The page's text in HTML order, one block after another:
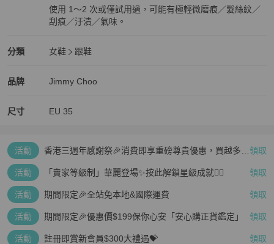
使用 1～2 次或僅試用過，可能有極輕微磨痕／髮絲紋／
刮痕／汙漬／氣味。
分類
Jimmy Choo女鞋 分類資訊
女鞋
跟鞋
品牌
Jimmy Choo精品女鞋品牌介紹
Jimmy Choo
Jimmy Choo推薦清單
尺寸 EU 35
活動
香港三週年感謝祭🎉消費即享重磅尊貴優惠，買越多、 領取
活動 「賣家等級制」華麗登場✨按此解鎖星級成就👆🏻 領取
活動 期間限定🎉全站免本地&國際運費 領取
活動 期間限定🎉優惠價$199保你心安「安心購正貨鑑定」 領取
活動 註冊即賞新會員$300大禮遇💝 領取